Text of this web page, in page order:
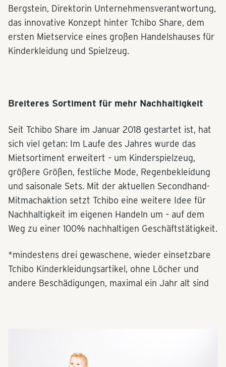
Bergstein, Direktorin Unternehmensverantwortung,
das innovative Konzept hinter Tchibo Share, dem
ersten Mietservice eines großen Handelshauses für
Kinderkleidung und Spielzeug.
Breiteres Sortiment für mehr Nachhaltigkeit
Seit Tchibo Share im Januar 2018 gestartet ist, hat
sich viel getan: Im Laufe des Jahres wurde das
Mietsortiment erweitert – um Kinderspielzeug,
größere Größen, festliche Mode, Regenbekleidung
und saisonale Sets. Mit der aktuellen Secondhand-
Mitmachaktion setzt Tchibo eine weitere Idee für
Nachhaltigkeit im eigenen Handeln um – auf dem
Weg zu einer 100% nachhaltigen Geschäftstätigkeit.
*mindestens drei gewaschene, wieder einsetzbare
Tchibo Kinderkleidungsartikel, ohne Löcher und
andere Beschädigungen, maximal ein Jahr alt sind